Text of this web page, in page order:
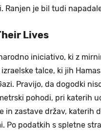
Ranjen je bil tudi
Lives
iniciativo, ki z
talce, ki jih
Pravijo, da dogodki
pohodi, pri katerih
in zastave držav, katerih
Po podatkih s spletne